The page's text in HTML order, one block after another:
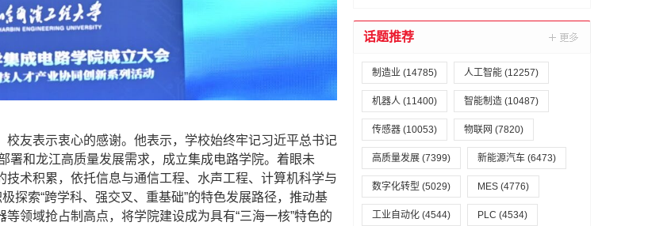
友表示衷心的感谢。他表示，学校始终牢记习近平总书记
署和龙江高质量发展需求，成立集成电路学院。着眼未
术积累，依托信息与通信工程、水声工程、计算机科学与
探索“跨学科、强交叉、重基础”的特色发展路径，推动基
领域抢占制高点，将学院建设成为具有“三海一核”特色的
话题推荐
制造业 (14785) 人工智能 (12257)
机器人 (11400) 智能制造 (10487)
传感器 (10053) 物联网 (7820)
高质量发展 (7399) 新能源汽车 (6473)
数字化转型 (5029) MES (4776)
工业自动化 (4544) PLC (4534)